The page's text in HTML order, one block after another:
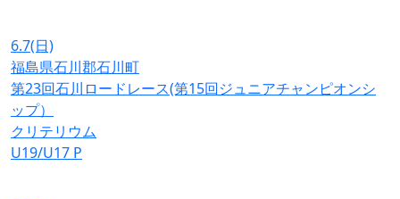
6.7(日)
福島県石川郡石川町
第23回石川ロードレース(第15回ジュニアチャンピオンシ
ップ）
クリテリウム
U19/U17 P